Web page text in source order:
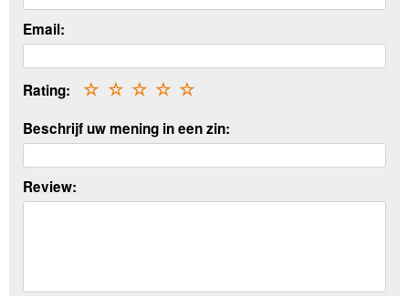
Email:
Rating: ☆
☆
☆
☆
☆
Beschrijf uw mening in een zin:
Review: